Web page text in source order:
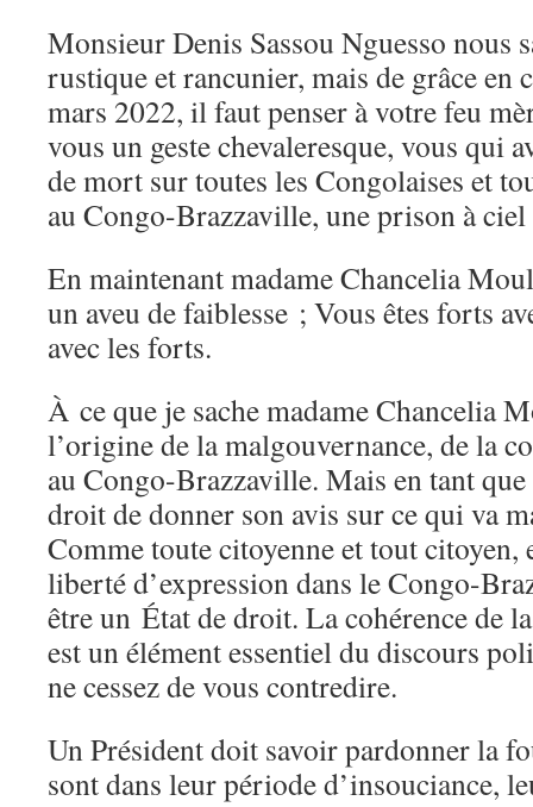
Monsieur Denis Sassou Nguesso nous
rustique et rancunier, mais de grâce en
mars 2022, il faut penser à votre feu
vous un geste chevaleresque, vous qui
de mort sur toutes les Congolaises et
au Congo-Brazzaville, une prison à
En maintenant madame Chancelia
un aveu de faiblesse ; Vous êtes forts
avec les forts.
À ce que je sache madame Chancelia
l’origine de la malgouvernance, de la
au Congo-Brazzaville. Mais en tant
droit de donner son avis sur ce qui va
Comme toute citoyenne et tout citoyen,
liberté d’expression dans le Congo-
être un État de droit. La cohérence de
est un élément essentiel du discours
ne cessez de vous contredire.
Un Président doit savoir pardonner la
sont dans leur période d’insouciance,